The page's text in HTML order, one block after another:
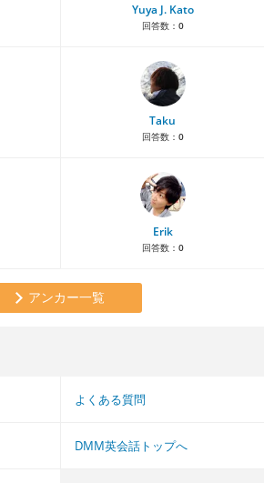
Yuya J. Kato
回答数： 0
Taku
回答数： 0
Erik
回答数： 0
アンカー一覧
よくある質問
DMM英会話トップへ